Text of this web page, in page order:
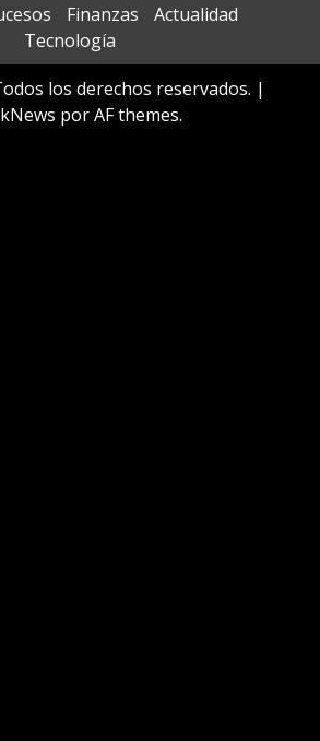
Finanzas
Actualidad
Tecnología
los derechos reservados. |
por AF themes.